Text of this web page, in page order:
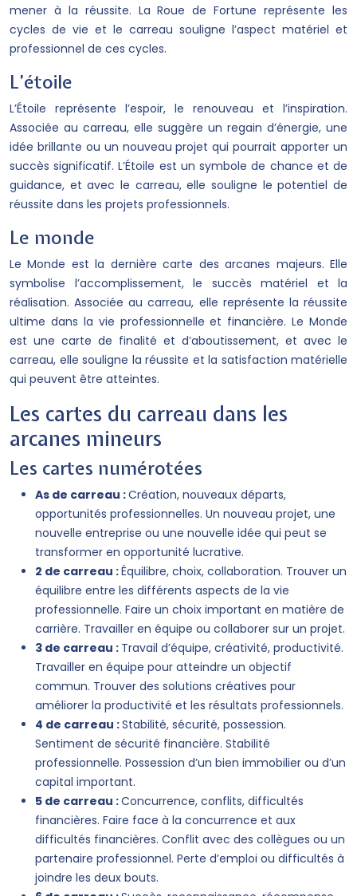
mener à la réussite. La Roue de Fortune représente les
cycles de vie et le carreau souligne l’aspect matériel et
professionnel de ces cycles.
L’étoile
L’Étoile représente l’espoir, le renouveau et l’inspiration.
Associée au carreau, elle suggère un regain d’énergie, une
idée brillante ou un nouveau projet qui pourrait apporter un
succès significatif. L’Étoile est un symbole de chance et de
guidance, et avec le carreau, elle souligne le potentiel de
réussite dans les projets professionnels.
Le monde
Le Monde est la dernière carte des arcanes majeurs. Elle
symbolise l’accomplissement, le succès matériel et la
réalisation. Associée au carreau, elle représente la réussite
ultime dans la vie professionnelle et financière. Le Monde
est une carte de finalité et d’aboutissement, et avec le
carreau, elle souligne la réussite et la satisfaction matérielle
qui peuvent être atteintes.
Les cartes du carreau dans les
arcanes mineurs
Les cartes numérotées
As de carreau :Création, nouveaux départs,
opportunités professionnelles. Un nouveau projet, une
nouvelle entreprise ou une nouvelle idée qui peut se
transformer en opportunité lucrative.
2 de carreau :Équilibre, choix, collaboration. Trouver un
équilibre entre les différents aspects de la vie
professionnelle. Faire un choix important en matière de
carrière. Travailler en équipe ou collaborer sur un projet.
3 de carreau : Travail d’équipe, créativité, productivité.
Travailler en équipe pour atteindre un objectif
commun. Trouver des solutions créatives pour
améliorer la productivité et les résultats professionnels.
4 de carreau :Stabilité, sécurité, possession.
Sentiment de sécurité financière. Stabilité
professionnelle. Possession d’un bien immobilier ou d’un
capital important.
5 de carreau :Concurrence, conflits, difficultés
financières. Faire face à la concurrence et aux
difficultés financières. Conflit avec des collègues ou un
partenaire professionnel. Perte d’emploi ou difficultés à
joindre les deux bouts.